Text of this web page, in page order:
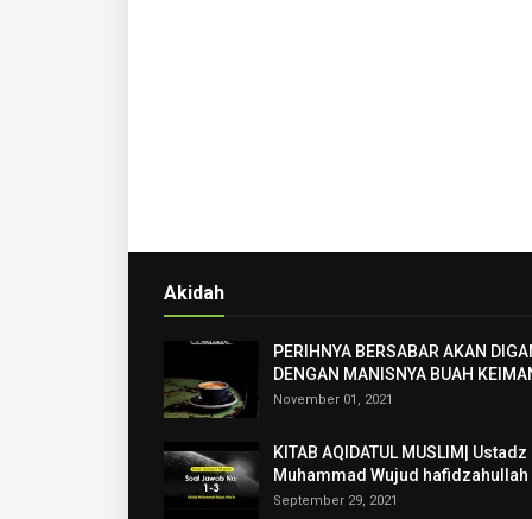
Akidah
PERIHNYA BERSABAR AKAN
DENGAN MANISNYA BUAH
November 01, 2021
KITAB AQIDATUL MUSLIM| Ustadz
Muhammad Wujud hafidzahullah
September 29, 2021